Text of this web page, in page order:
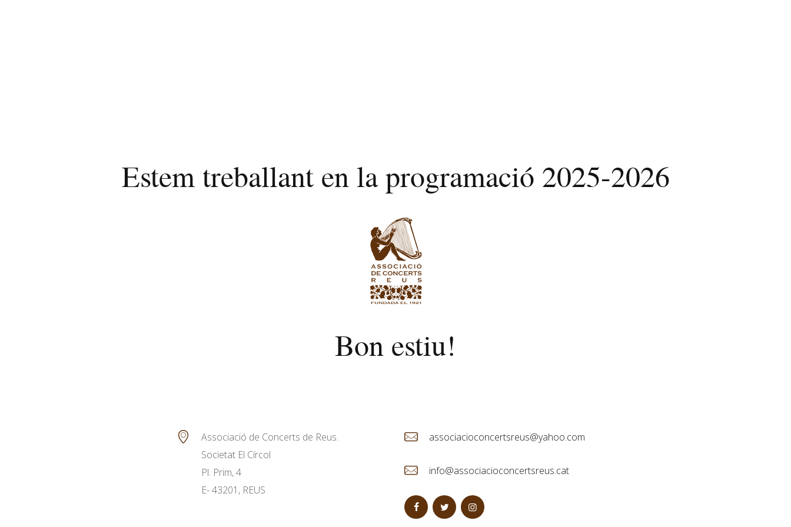
Estem treballant en la programació 2025-2026
Bon estiu!
Associació de Concerts de Reus.
Societat El Círcol
Pl. Prim, 4
E- 43201, REUS
associacioconcertsreus@yahoo.com
info@associacioconcertsreus.cat